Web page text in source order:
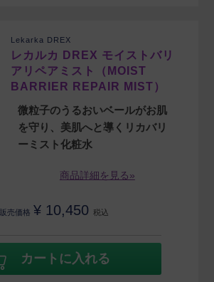
Lekarka DREX
レカルカ DREX モイストバリ
アリペアミスト（MOIST
BARRIER REPAIR MIST）
微粒子のうるおいベールがお肌
を守り、美肌へと導くリカバリ
ーミスト化粧水
商品詳細を見る»
販売価格 ¥ 10,450 税込
カートに入れる